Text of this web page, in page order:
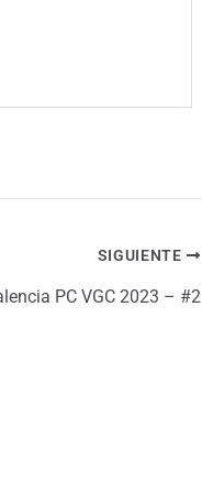
SIGUIENTE
PC VGC 2023 – #2